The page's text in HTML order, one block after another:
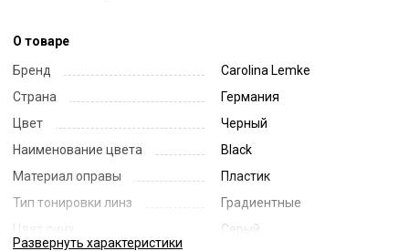
О товаре
Бренд
Carolina Lemke
Страна
Германия
Цвет
Черный
Наименование цвета
Black
Материал оправы
Пластик
Тип тонировки линз
Градиентные
Цвет линз
Серый
Развернуть характеристики